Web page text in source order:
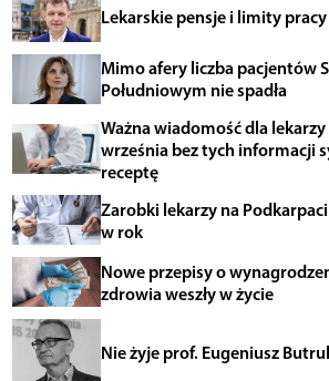
Lekarskie pensje i limity
Mimo afery liczba pacjentów
Południowym nie spadła
Ważna wiadomość dla
września bez tych informacji
receptę
Zarobki lekarzy na
w rok
Nowe przepisy o
zdrowia weszły w życie
Nie żyje prof. Eugeniusz